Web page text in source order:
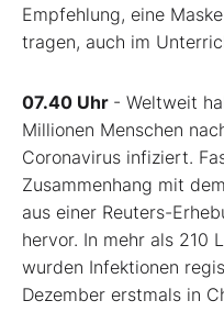
Empfehlung, eine
tragen, auch im
07.40 Uhr - Weltweit
Millionen Menschen
Coronavirus infiziert.
Zusammenhang mit
aus einer Reuters-
hervor. In mehr als 210
wurden Infektionen
Dezember erstmals in